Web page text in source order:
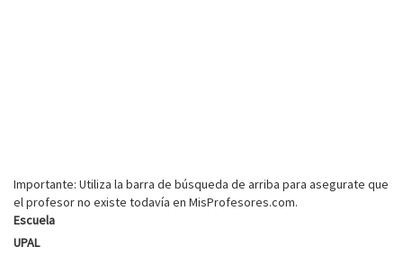
Importante: Utiliza la barra de búsqueda de arriba para asegurate que
el profesor no existe todavía en MisProfesores.com.
Escuela
UPAL